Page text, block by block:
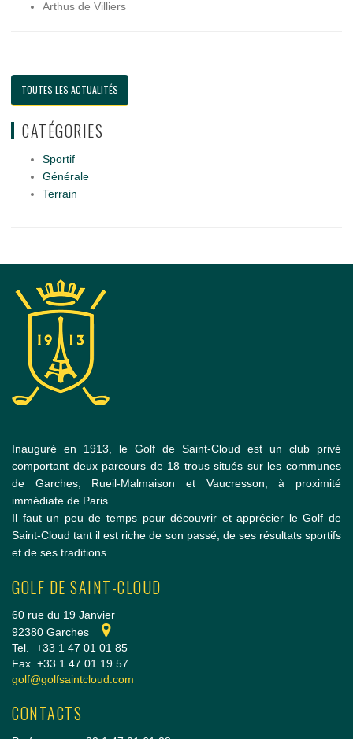
Arthus de Villiers
TOUTES LES ACTUALITÉS
CATÉGORIES
Sportif
Générale
Terrain
Inauguré en 1913, le Golf de Saint-Cloud est un club privé
comportant deux parcours de 18 trous situés sur les communes
de Garches, Rueil-Malmaison et Vaucresson, à proximité
immédiate de Paris.
Il faut un peu de temps pour découvrir et apprécier le Golf de
Saint-Cloud tant il est riche de son passé, de ses résultats sportifs
et de ses traditions.
GOLF DE SAINT-CLOUD
60 rue du 19 Janvier
92380 Garches
Tel.
+33 1 47 01 01 85
Fax. +33 1 47 01 19 57
golf@golfsaintcloud.com
CONTACTS